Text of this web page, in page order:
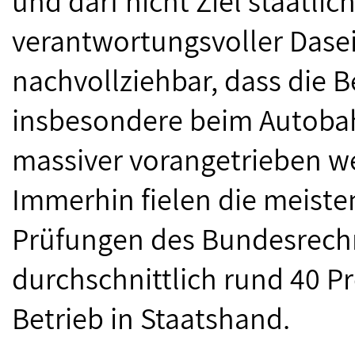
verantwortungsvoller
nachvollziehbar, dass die
insbesondere beim
massiver vorangetrieben
Immerhin fielen die
Prüfungen des
durchschnittlich rund 40
Betrieb in Staatshand.